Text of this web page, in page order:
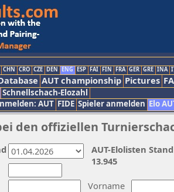
CHN CRO CZE DEN ENG ESP FAI FIN FRA GER GRE INA
AUT championship Pictures
Schnellschach-Elozahl
AUT FIDE Spieler anmelden Elo
den offiziellen
Vorname
AUT-Elolisten
13.945